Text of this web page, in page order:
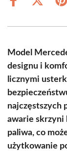
Share
Share
(Twitter)
Model
designu i
licznymi
najczęstszych
awarie skrzyni
paliwa, co
użytkowanie